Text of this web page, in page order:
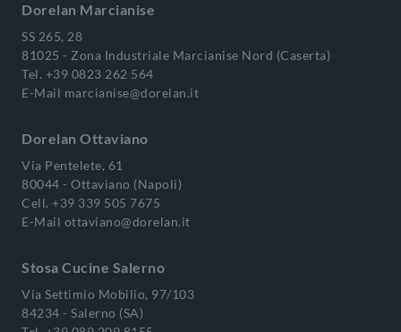
Dorelan Marcianise
SS 265, 28
81025 - Zona Industriale Marcianise Nord (Caserta)
Tel. +39 0823 262 564
E-Mail marcianise@dorelan.it
Dorelan Ottaviano
Via Pentelete, 61
80044 - Ottaviano (Napoli)
Cell. +39 339 505 7675
E-Mail ottaviano@dorelan.it
Stosa Cucine Salerno
Via Settimio Mobilio, 97/103
84234 - Salerno (SA)